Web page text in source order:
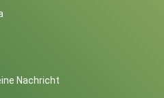
Nachricht